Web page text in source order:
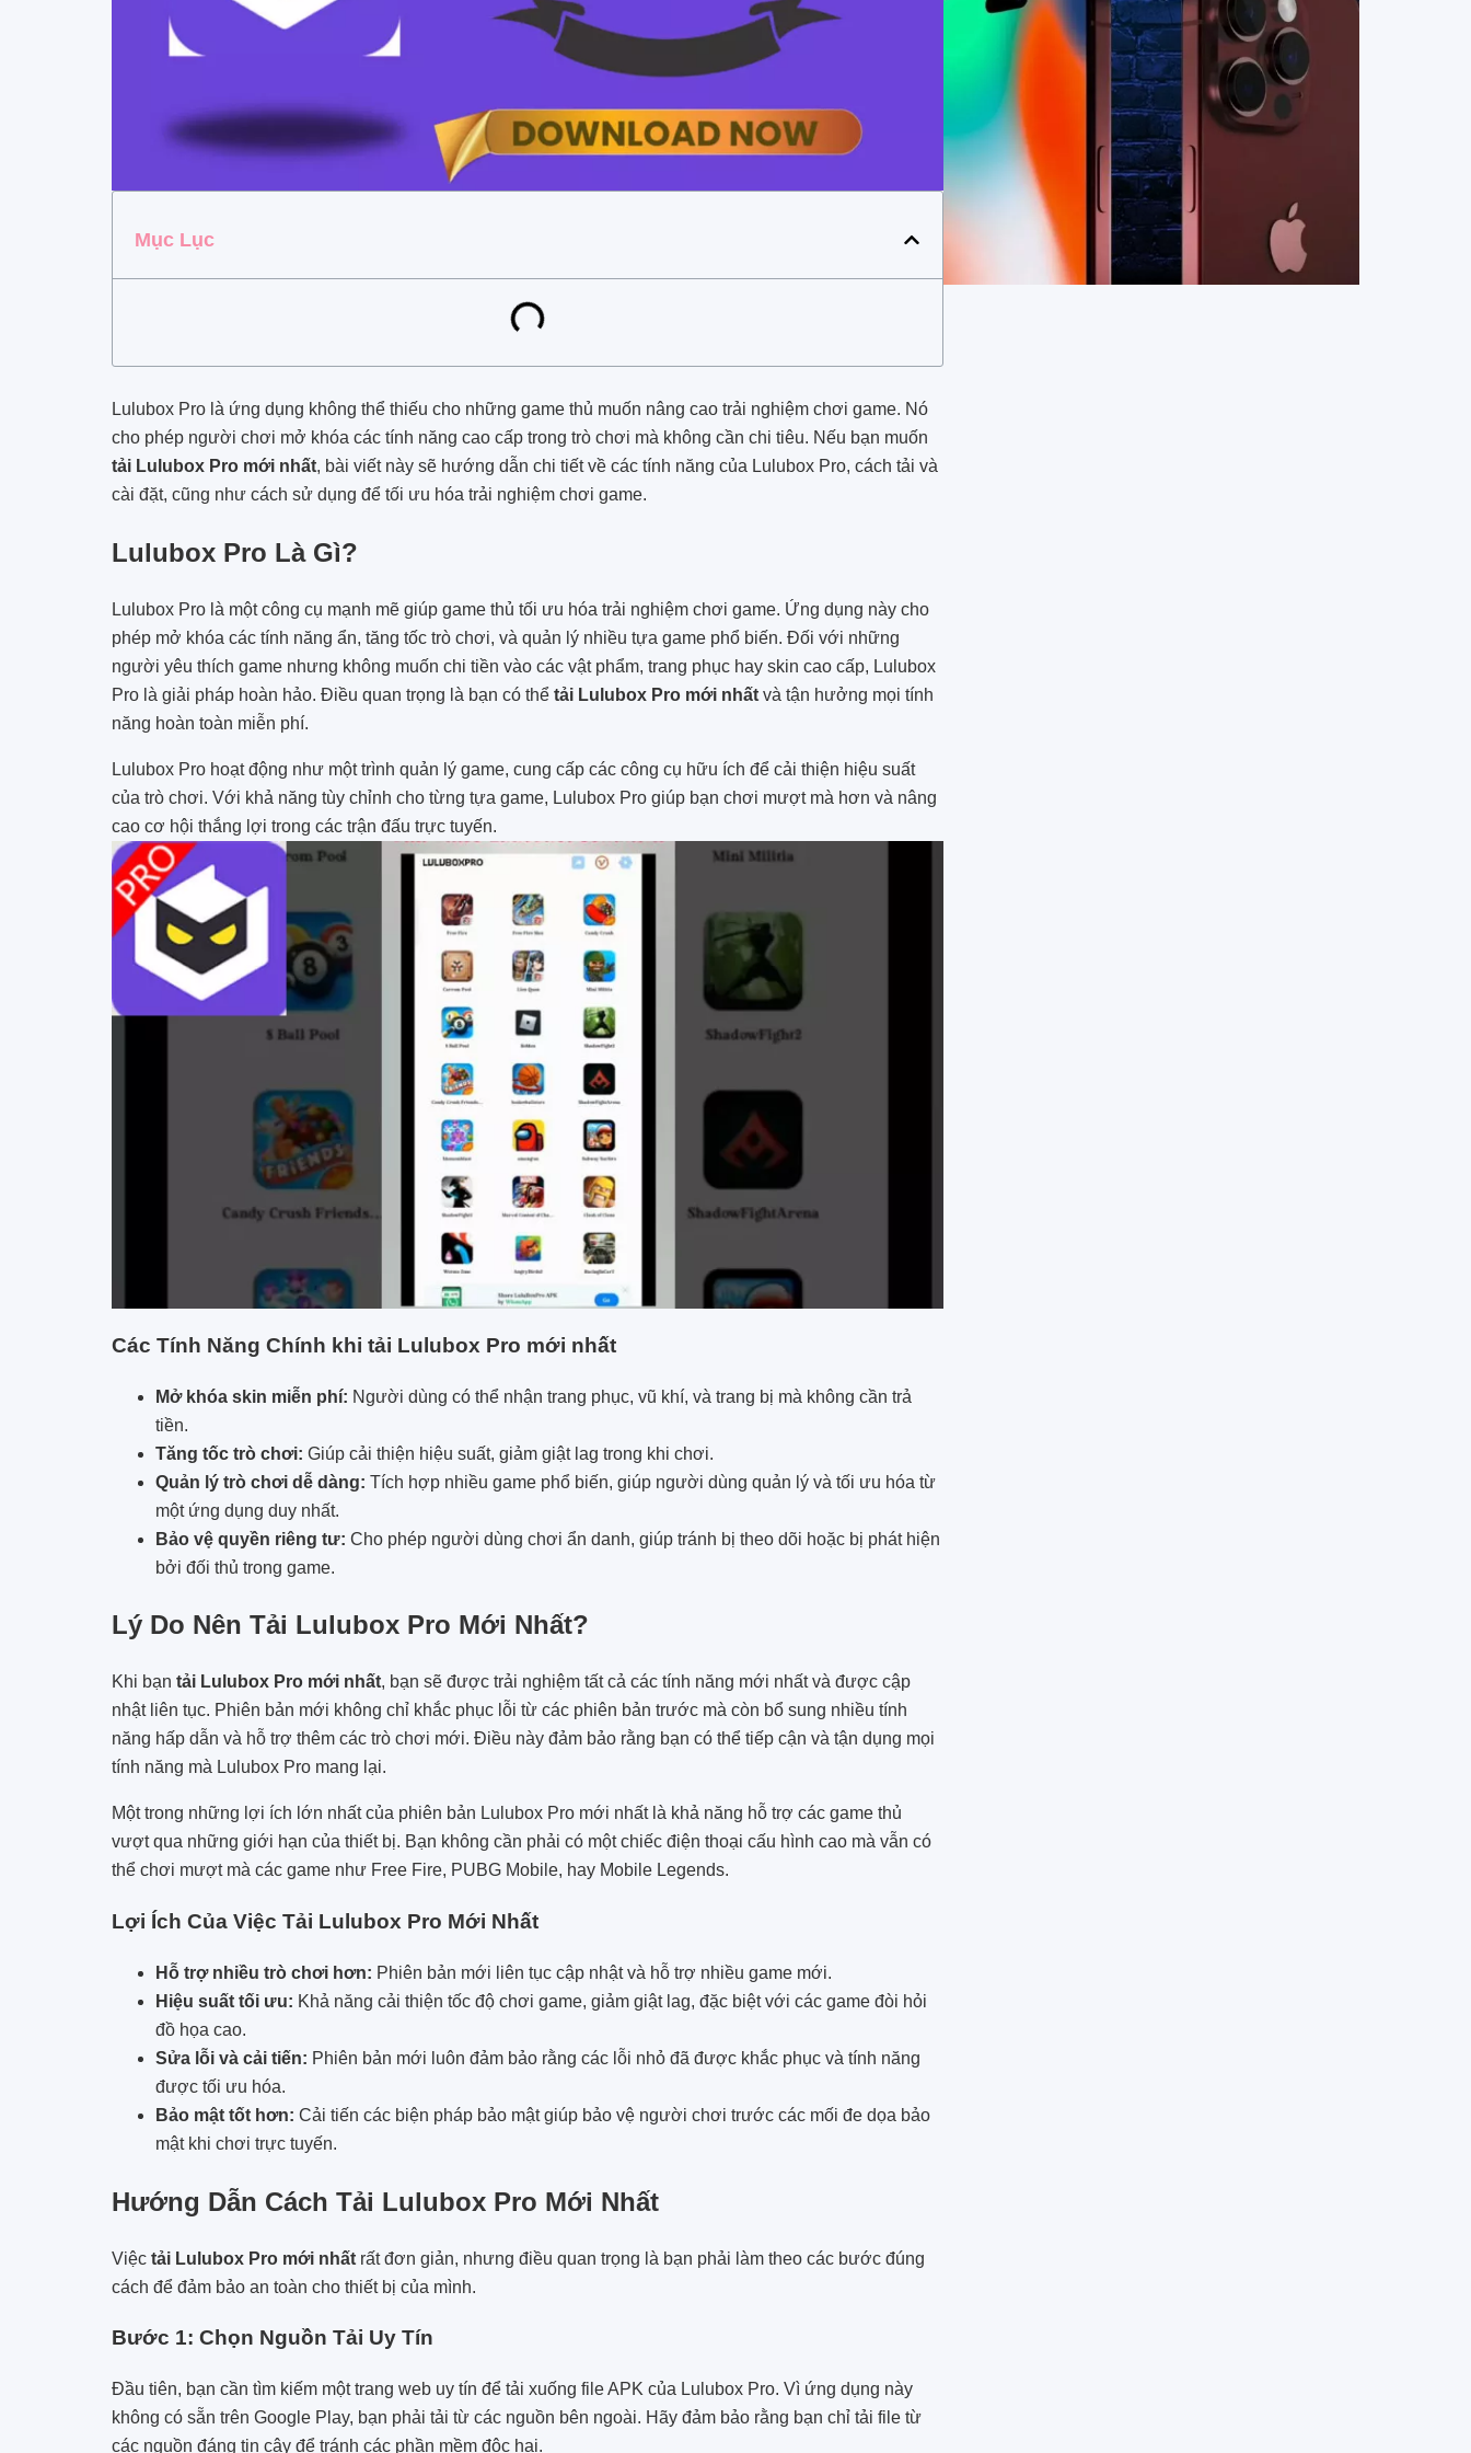
Mục Lục
Lulubox Pro là ứng dụng không thể thiếu cho những game thủ muốn nâng cao trải nghiệm chơi game. Nó
cho phép người chơi mở khóa các tính năng cao cấp trong trò chơi mà không cần chi tiêu. Nếu bạn muốn
tải Lulubox Pro mới nhất, bài viết này sẽ hướng dẫn chi tiết về các tính năng của Lulubox Pro, cách tải và
cài đặt, cũng như cách sử dụng để tối ưu hóa trải nghiệm chơi game.
Lulubox Pro Là Gì?
Lulubox Pro là một công cụ mạnh mẽ giúp game thủ tối ưu hóa trải nghiệm chơi game. Ứng dụng này cho
phép mở khóa các tính năng ẩn, tăng tốc trò chơi, và quản lý nhiều tựa game phổ biến. Đối với những
người yêu thích game nhưng không muốn chi tiền vào các vật phẩm, trang phục hay skin cao cấp, Lulubox
Pro là giải pháp hoàn hảo. Điều quan trọng là bạn có thể tải Lulubox Pro mới nhất và tận hưởng mọi tính
năng hoàn toàn miễn phí.
Lulubox Pro hoạt động như một trình quản lý game, cung cấp các công cụ hữu ích để cải thiện hiệu suất
của trò chơi. Với khả năng tùy chỉnh cho từng tựa game, Lulubox Pro giúp bạn chơi mượt mà hơn và nâng
cao cơ hội thắng lợi trong các trận đấu trực tuyến.
Các Tính Năng Chính khi tải Lulubox Pro mới nhất
Mở khóa skin miễn phí: Người dùng có thể nhận trang phục, vũ khí, và trang bị mà không cần trả
tiền.
Tăng tốc trò chơi: Giúp cải thiện hiệu suất, giảm giật lag trong khi chơi.
Quản lý trò chơi dễ dàng: Tích hợp nhiều game phổ biến, giúp người dùng quản lý và tối ưu hóa từ
một ứng dụng duy nhất.
Bảo vệ quyền riêng tư: Cho phép người dùng chơi ẩn danh, giúp tránh bị theo dõi hoặc bị phát hiện
bởi đối thủ trong game.
Lý Do Nên Tải Lulubox Pro Mới Nhất?
Khi bạn tải Lulubox Pro mới nhất, bạn sẽ được trải nghiệm tất cả các tính năng mới nhất và được cập
nhật liên tục. Phiên bản mới không chỉ khắc phục lỗi từ các phiên bản trước mà còn bổ sung nhiều tính
năng hấp dẫn và hỗ trợ thêm các trò chơi mới. Điều này đảm bảo rằng bạn có thể tiếp cận và tận dụng mọi
tính năng mà Lulubox Pro mang lại.
Một trong những lợi ích lớn nhất của phiên bản Lulubox Pro mới nhấtlà khả năng hỗ trợ các game thủ
vượt qua những giới hạn của thiết bị. Bạn không cần phải có một chiếc điện thoại cấu hình cao mà vẫn có
thể chơi mượt mà các game như Free Fire, PUBG Mobile, hay Mobile Legends.
Lợi Ích Của Việc Tải Lulubox Pro Mới Nhất
Hỗ trợ nhiều trò chơi hơn: Phiên bản mới liên tục cập nhật và hỗ trợ nhiều game mới.
Hiệu suất tối ưu: Khả năng cải thiện tốc độ chơi game, giảm giật lag, đặc biệt với các game đòi hỏi
đồ họa cao.
Sửa lỗi và cải tiến: Phiên bản mới luôn đảm bảo rằng các lỗi nhỏ đã được khắc phục và tính năng
được tối ưu hóa.
Bảo mật tốt hơn: Cải tiến các biện pháp bảo mật giúp bảo vệ người chơi trước các mối đe dọa bảo
mật khi chơi trực tuyến.
Hướng Dẫn Cách Tải Lulubox Pro Mới Nhất
Việc tải Lulubox Pro mới nhất rất đơn giản, nhưng điều quan trọng là bạn phải làm theo các bước đúng
cách để đảm bảo an toàn cho thiết bị của mình.
Bước 1: Chọn Nguồn Tải Uy Tín
Đầu tiên, bạn cần tìm kiếm một trang web uy tín để tải xuống file APK của Lulubox Pro. Vì ứng dụng này
không có sẵn trên Google Play, bạn phải tải từ các nguồn bên ngoài. Hãy đảm bảo rằng bạn chỉ tải file từ
các nguồn đáng tin cậy để tránh các phần mềm độc hại.